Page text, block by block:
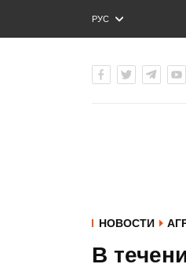
РУС
ENG
НОВОСТИ
В